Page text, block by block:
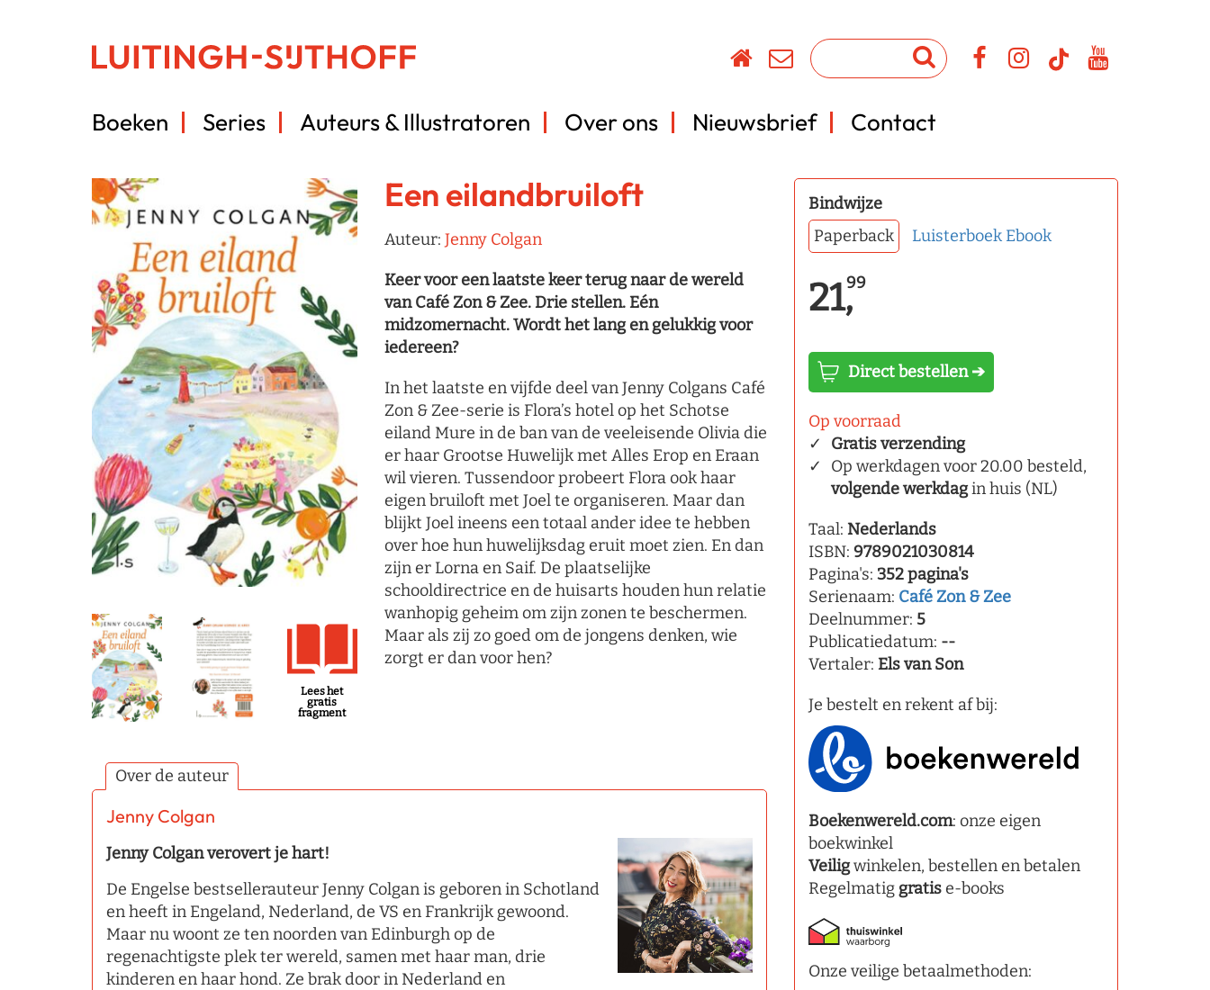
Boeken Series Auteurs & Illustratoren Over ons Nieuwsbrief Contact
Lees het
gratis
fragment
Een eilandbruiloft
Auteur: Jenny Colgan
Keer voor een laatste keer terug naar de wereld
van Café Zon & Zee. Drie stellen. Eén
midzomernacht. Wordt het lang en gelukkig voor
iedereen?
In het laatste en vijfde deel van Jenny Colgans Café
Zon & Zee-serie is Flora’s hotel op het Schotse
eiland Mure in de ban van de veeleisende Olivia die
er haar Grootse Huwelijk met Alles Erop en Eraan
wil vieren. Tussendoor probeert Flora ook haar
eigen bruiloft met Joel te organiseren. Maar dan
blijkt Joel ineens een totaal ander idee te hebben
over hoe hun huwelijksdag eruit moet zien. En dan
zijn er Lorna en Saif. De plaatselijke
schooldirectrice en de huisarts houden hun relatie
wanhopig geheim om zijn zonen te beschermen.
Maar als zij zo goed om de jongens denken, wie
zorgt er dan voor hen?
Over de auteur
Jenny Colgan
Jenny Colgan verovert je hart!
De Engelse bestsellerauteur Jenny Colgan is geboren in Schotland
en heeft in Engeland, Nederland, de VS en Frankrijk gewoond.
Maar nu woont ze ten noorden van Edinburgh op de
regenachtigste plek ter wereld, samen met haar man, drie
kinderen en haar hond. Ze brak door in Nederland en
Bindwijze
Paperback
Luisterboek Ebook
21,99
Direct bestellen ➔
Op voorraad
Gratis verzending
Op werkdagen voor 20.00 besteld,
volgende werkdagin huis (NL)
Taal: Nederlands
ISBN: 9789021030814
Pagina's: 352 pagina's
Serienaam: Café Zon & Zee
Deelnummer: 5
Publicatiedatum: --
Vertaler: Els van Son
Je bestelt en rekent af bij:
Boekenwereld.com: onze eigen
boekwinkel
Veiligwinkelen, bestellen en betalen
Regelmatig gratise-books
Onze veilige betaalmethoden: